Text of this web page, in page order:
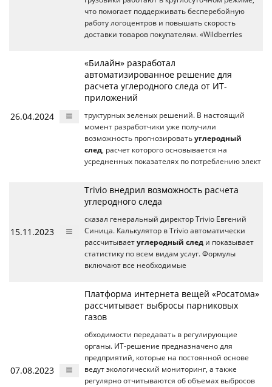
что помогает поддерживать бесперебойную
работу логоцентров и повышать скорость
доставки товаров покупателям. «Wildberries
26.04.2024
«Билайн» разработал
автоматизированное решение для
расчета углеродного следа от ИТ-
приложений
труктурных зеленых решений. В настоящий
момент разработчики уже получили
возможность прогнозировать углеродный
след, расчет которого основывается на
усредненных показателях по потреблению элект
15.11.2023
Trivio внедрил возможность расчета
углеродного следа
сказал генеральный директор Trivio Евгений
Синица. Калькулятор в Trivio автоматически
рассчитывает углеродный след и показывает
статистику по всем видам услуг. Формулы
включают все необходимые
07.08.2023
Платформа интернета вещей «Росатома»
рассчитывает выбросы парниковых
газов
обходимости передавать в регулирующие
органы. ИТ-решение предназначено для
предприятий, которые на постоянной основе
ведут экологический мониторинг, а также
регулярно отчитываются об объемах выбросов